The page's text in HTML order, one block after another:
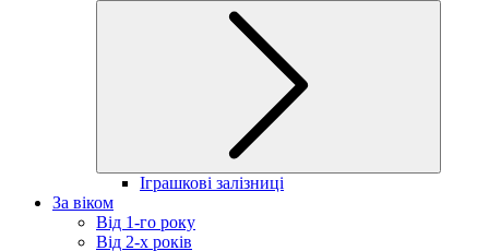
Іграшкові залізниці
За віком
Від 1-го року
Від 2-х років